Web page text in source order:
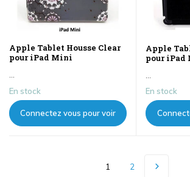
Apple Tablet Housse Clear
pour iPad Mini
...
En stock
Connectez vous pour voir
Apple
pour iPad
...
En stock
1 2